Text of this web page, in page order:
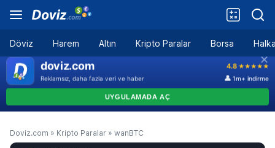
Döviz Harem Altın Kripto Paralar Borsa
Doviz.com » Kripto Paralar » wanBTC